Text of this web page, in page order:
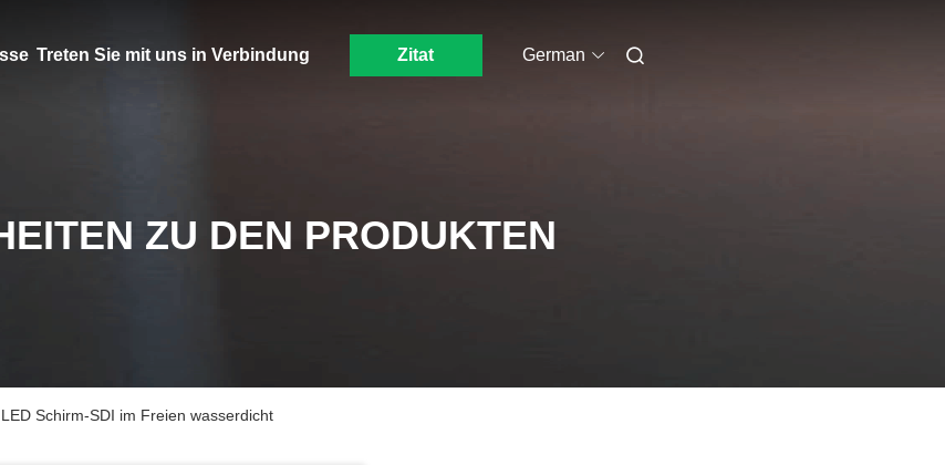
Treten Sie mit uns in Verbindung Zitat German
ZU DEN PRODUKTEN
Schirm-SDI im Freien wasserdicht